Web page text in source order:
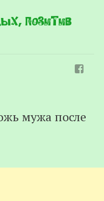
позитив
мужа после